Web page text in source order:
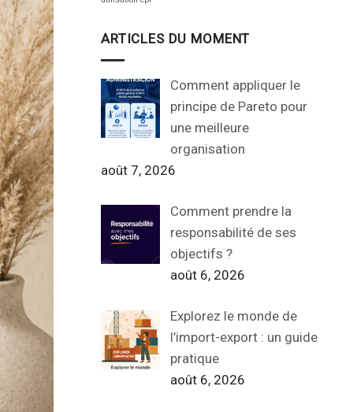
ARTICLES DU MOMENT
Comment appliquer le
principe de Pareto pour
une meilleure
organisation
août 7, 2026
Comment prendre la
responsabilité de ses
objectifs ?
août 6, 2026
Explorez le monde de
l’import-export : un guide
pratique
août 6, 2026